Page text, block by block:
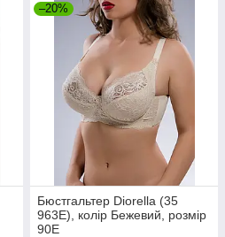
–20%
Бюстгальтер Diorella (35
963E), колір Бежевий, розмір
90E